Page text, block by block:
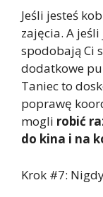
Jeśli jesteś
zajęcia. A jeśli
spodobają Ci
dodatkowe
Taniec to
poprawę
mogli robić
do kina i na
Krok #7: